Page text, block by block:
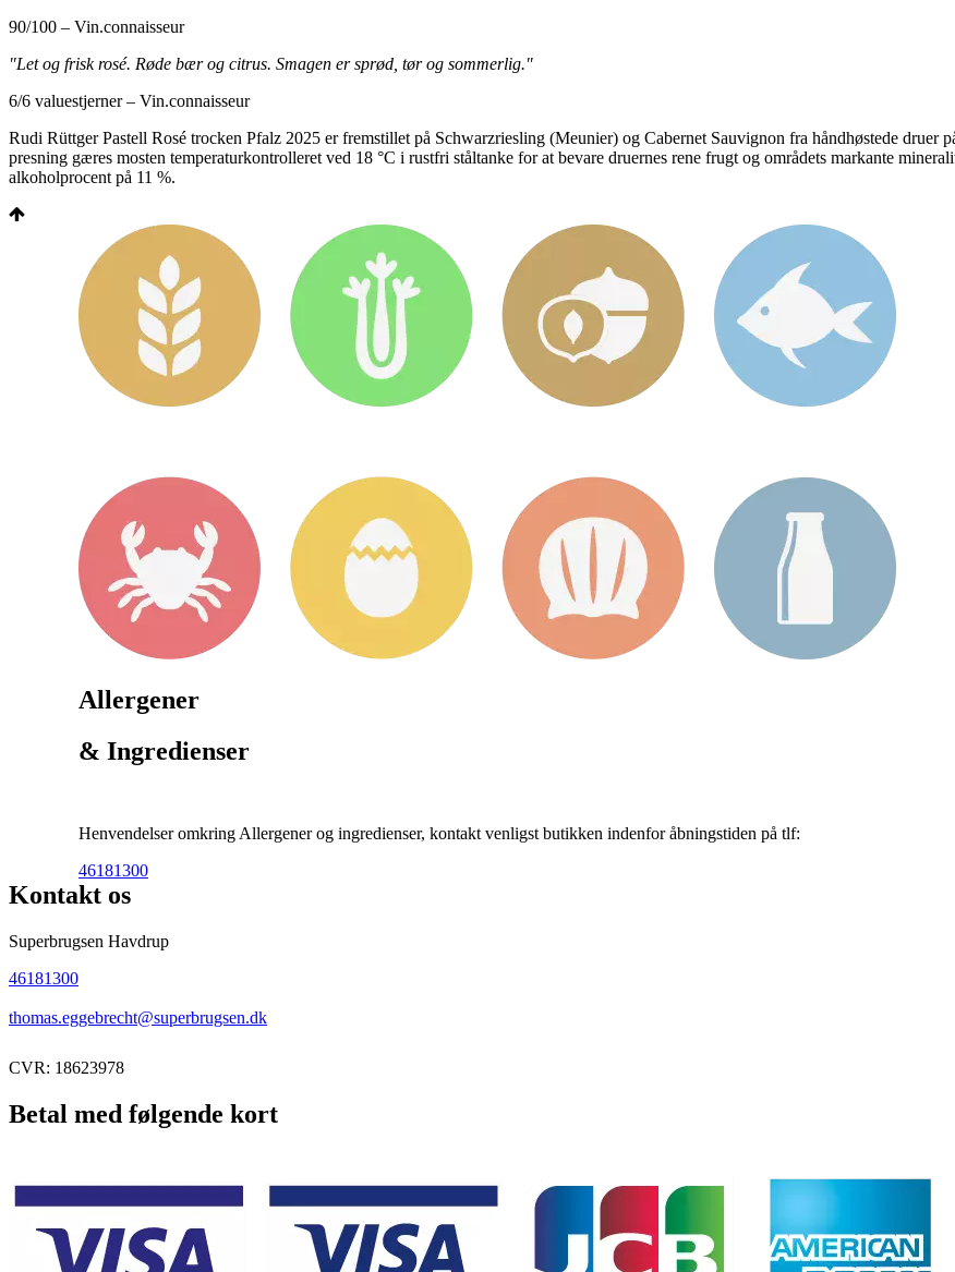
90/100 – Vin.connaisseur
"Let og frisk rosé. Røde bær og citrus. Smagen er sprød, tør og sommerlig."
6/6 valuestjerner – Vin.connaisseur
Rudi Rüttger Pastell Rosé trocken Pfalz 2025 er fremstillet på Schwarzriesling (Meunier) og Cabernet Sauvignon fra håndhøstede
presning gæres mosten temperaturkontrolleret ved 18 °C i rustfri ståltanke for at bevare druernes rene frugt og områdets markante
alkoholprocent på 11 %.
Allergener
& Ingredienser
Henvendelser omkring Allergener og ingredienser, kontakt venligst butikken indenfor åbningstiden på tlf:
46181300
Kontakt os
Superbrugsen Havdrup
46181300
thomas.eggebrecht@superbrugsen.dk
CVR: 18623978
Betal med følgende kort